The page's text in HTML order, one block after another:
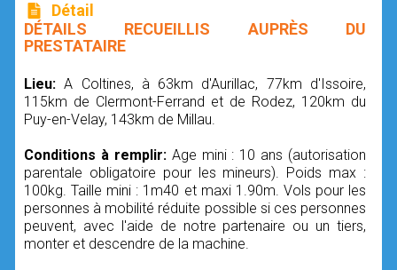
Détail
DÉTAILS RECUEILLIS AUPRÈS DU
PRESTATAIRE
Lieu:A Coltines, à 63km d'Aurillac, 77km d'Issoire,
115km de Clermont-Ferrand et de Rodez, 120km du
Puy-en-Velay, 143km de Millau.
Conditions à remplir: Age mini : 10 ans (autorisation
parentale obligatoire pour les mineurs). Poids max :
100kg. Taille mini : 1m40 et maxi 1.90m. Vols pour les
personnes à mobilité réduite possible si ces personnes
peuvent, avec l'aide de notre partenaire ou un tiers,
monter et descendre de la machine.